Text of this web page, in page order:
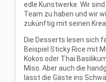
edle Kunstwerke. Wir
Team zu haben und wir
zukünftig mit seinen
Die Desserts lesen sich
Beispiel Sticky Rice mit
Kokos oder Thai
Miso. Aber auch die
lässt die Gäste ins